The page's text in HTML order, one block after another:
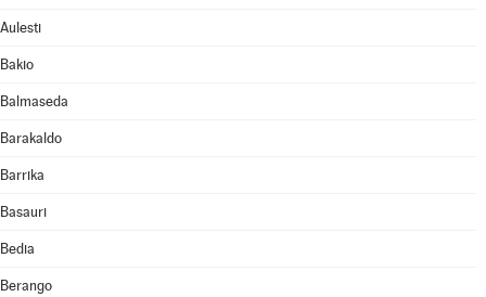
Aulesti
Bakio
Balmaseda
Barakaldo
Barrika
Basauri
Bedia
Berango